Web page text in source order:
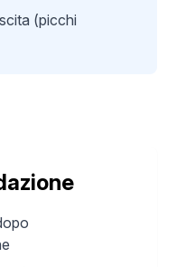
(picchi